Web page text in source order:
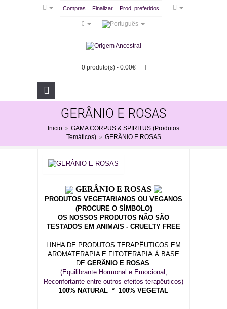
Compras Finalizar Prod. preferidos
€
0 produto(s) - 0.00€
GERÂNIO E ROSAS
Inicio » GAMA CORPUS & SPIRITUS (Produtos
Temáticos) » GERÂNIO E ROSAS
GERÂNIO E ROSAS
PRODUTOS VEGETARIANOS OU VEGANOS
(PROCURE O SÍMBOLO)
OS NOSSOS PRODUTOS NÃO SÃO
TESTADOS EM ANIMAIS - CRUELTY FREE
LINHA DE PRODUTOS TERAPÊUTICOS EM
AROMATERAPIA E FITOTERAPIA À BASE
DE GERÂNIO E ROSAS
(Equilibrante Hormonal e Emocional,
Reconfortante entre outros efeitos terapêuticos)
100% NATURAL * 100% VEGETAL